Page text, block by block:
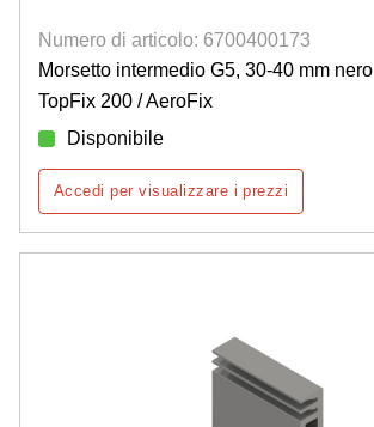
Numero di articolo: 6700400173
Morsetto intermedio G5, 30-40 mm nero
TopFix 200 / AeroFix
Disponibile
Accedi per visualizzare i prezzi